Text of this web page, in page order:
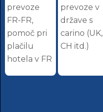
prevoze
FR-FR,
pomoč pri
plačilu
hotela v FR
prevoze v
države s
carino (UK,
CH itd.)